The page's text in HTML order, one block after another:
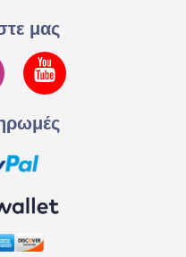
μας
Instagram